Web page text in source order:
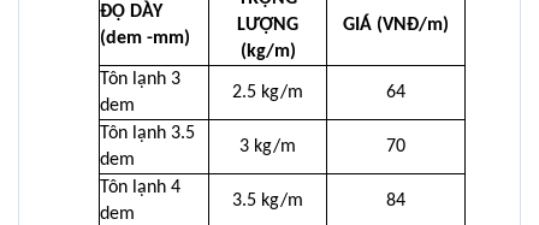
ĐỘ DÀY
(dem -mm)
LƯỢNG
(kg/m)
GIÁ (VNĐ/m)
Tôn lạnh 3
dem
2.5 kg/m 64
Tôn lạnh 3.5
dem
3 kg/m 70
Tôn lạnh 4
dem
3.5 kg/m 84